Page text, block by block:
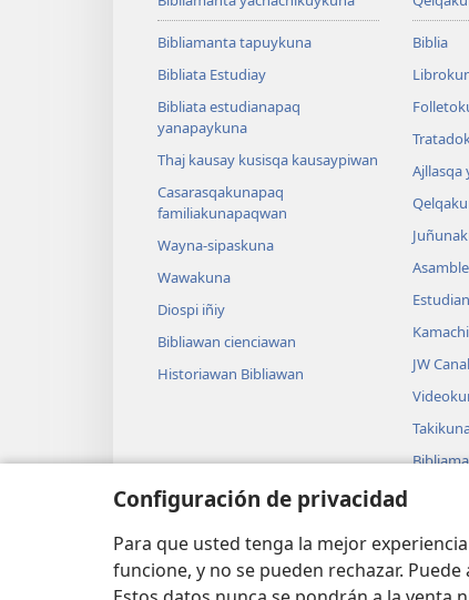
Configuración de privacidad
Para que usted tenga la mejor
funcione, y no se pueden rechazar.
Bibliamanta tapuykuna
Bibliata Estudiay
Bibliata estudianapaq
yanapaykuna
Thaj kausay kusisqa kausaypiwan
Casarasqakunapaq
familiakunapaqwan
Wayna-sipaskuna
Wawakuna
Diospi iñiy
Bibliawan cienciawan
Historiawan Bibliawan
Biblia
Ajllasqa
JW Canal